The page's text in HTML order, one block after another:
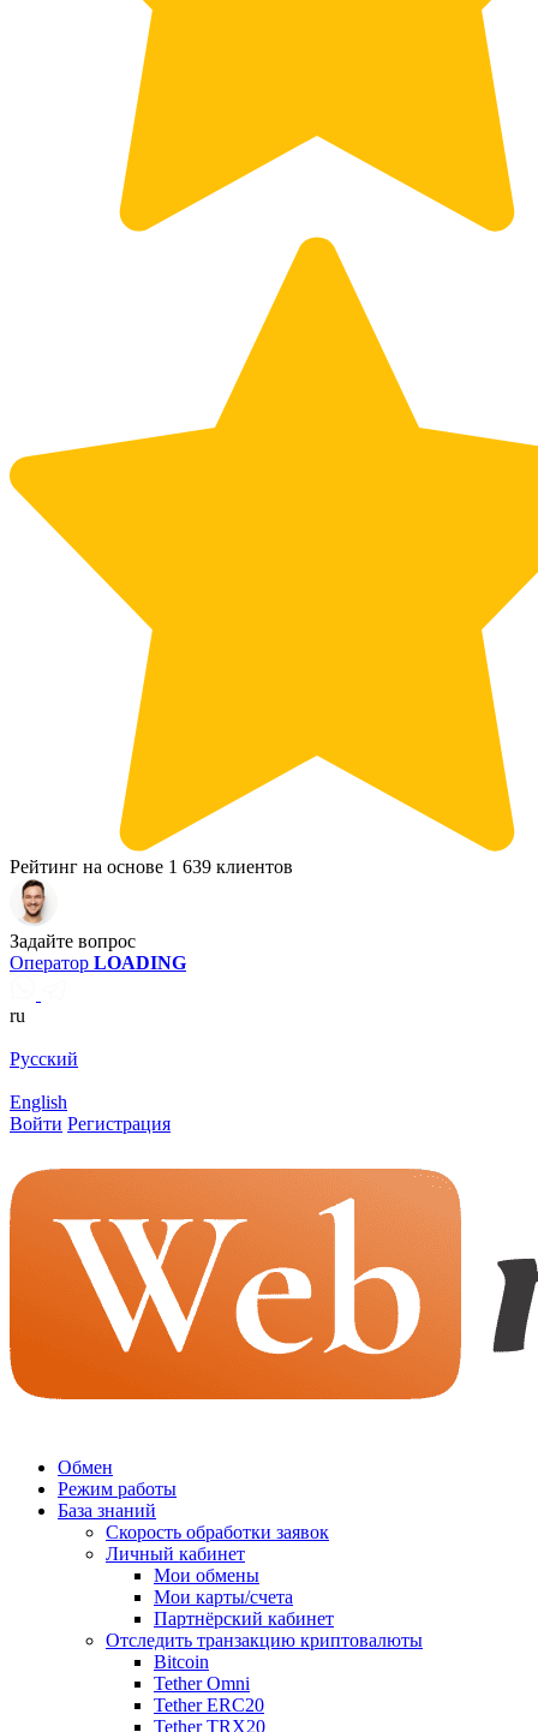
Рейтинг на основе 1 639 клиентов
Задайте вопрос
Оператор LOADING
ru
Русский
English
Войти Регистрация
Обмен
Режим работы
База знаний
Скорость обработки заявок
Личный кабинет
Мои обмены
Мои карты/счета
Партнёрский кабинет
Отследить транзакцию криптовалюты
Bitcoin
Tether Omni
Tether ERC20
Tether TRX20